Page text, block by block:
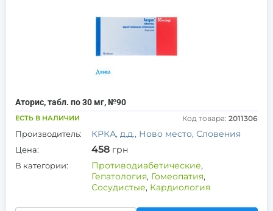
Аторис, табл. по 30 мг, №90
ЕСТЬ В НАЛИЧИИ Код товара: 2011306
Производитель: КРКА, д.д., Ново место, Словения
Цена: 458 грн
В категории: Противодиабетические,
Гепатология, Гомеопатия,
Сосудистые, Кардиология